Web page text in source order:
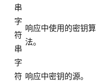
串
字
符
串
响应中使用的密钥算
法。
字
符 响应中密钥的源。